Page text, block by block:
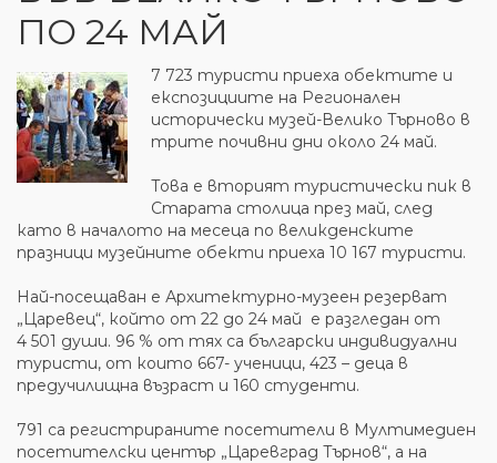
ПО 24 МАЙ
7 723 туристи приеха обектите и
експозициите на Регионален
исторически музей-Велико Търново в
трите почивни дни около 24 май.
Това е вторият туристически пик в
Старата столица през май, след
като в началото на месеца по великденските
празници музейните обекти приеха 10 167 туристи.
Най-посещаван е Архитектурно-музеен резерват
„Царевец“, който от 22 до 24 май е разгледан от
4 501 души. 96 % от тях са български индивидуални
туристи, от които 667- ученици, 423 – деца в
предучилищна възраст и 160 студенти.
791 са регистрираните посетители в Мултимедиен
посетителски център „Царевград Търнов“, а на